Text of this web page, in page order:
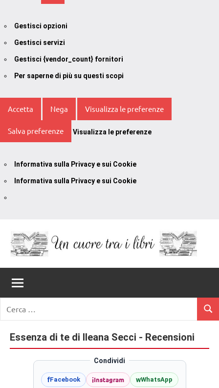
Gestisci opzioni
Gestisci servizi
Gestisci {vendor_count} fornitori
Per saperne di più su questi scopi
Accetta Nega Visualizza le preferenze
Salva preferenze Visualizza le preferenze
Informativa sulla Privacy e sui Cookie
Informativa sulla Privacy e sui Cookie
contenuto
Un
Cuore
Tra
I
Libri
romanzi
romance
e
non
solo.
per:
Essenza di te di Ileana Secci - Recensioni
Condividi
fFacebook iInstagram wWhatsApp